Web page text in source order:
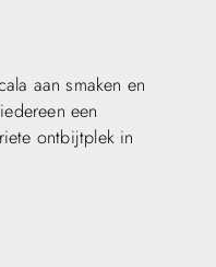
aan smaken en
een
ontbijtplek in